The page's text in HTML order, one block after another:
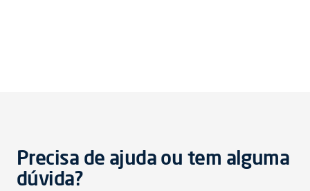
Precisa de ajuda ou tem alguma
dúvida?